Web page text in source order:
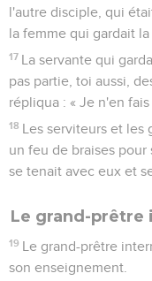
l'autre disciple, qui
la femme qui gardait
17 La servante qui
pas partie, toi aussi,
répliqua : « Je n'en
18 Les serviteurs et les
un feu de braises
se tenait avec eux et
Le grand-prêtre
19 Le grand-prêtre
son enseignement.